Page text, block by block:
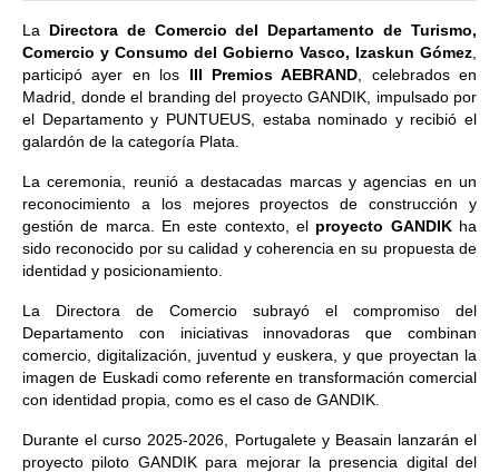
La Directora de Comercio del Departamento de Turismo,
Comercio y Consumo del Gobierno Vasco, Izaskun Gómez
participó ayer en los III Premios AEBRAND , celebrados en
Madrid, donde el branding del proyecto GANDIK, impulsado por
el Departamento y PUNTUEUS, estaba nominado y recibió el
galardón de la categoría Plata.
La ceremonia, reunió a destacadas marcas y agencias en un
reconocimiento a los mejores proyectos de construcción y
gestión de marca. En este contexto, el proyecto GANDIKha
sido reconocido por su calidad y coherencia en su propuesta de
identidad y posicionamiento.
La Directora de Comercio subrayó el compromiso del
Departamento con iniciativas innovadoras que combinan
comercio, digitalización, juventud y euskera, y que proyectan la
imagen de Euskadi como referente en transformación comercial
con identidad propia, como es el caso de GANDIK.
Durante el curso 2025-2026, Portugalete y Beasain lanzarán el
proyecto piloto GANDIK para mejorar la presencia digital del